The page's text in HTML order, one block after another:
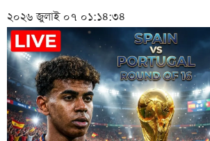
২০২৬ জুলাই ০৭ ০১:১৪:৩৪